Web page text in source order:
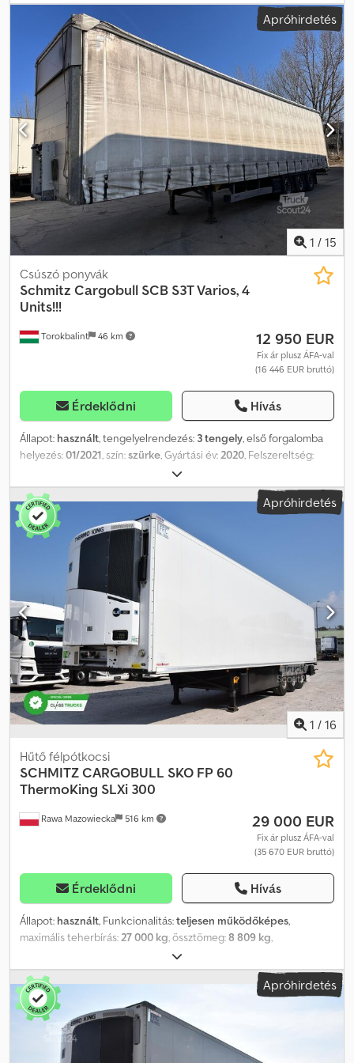
rakodótér térfogata:101 m³, felfüggesztés:levegő, abroncs méret:
385/55 R22,5, szín:ezüst , Felszereltség:ABS,
Össztömeg: 6619 kg, DIN EN 12642 szabványnak megfelel (XL kód),
Rakteret térfogata: 101 m³, Rakteret méretei (H x Sz x M): 13 620
mm x 2480 mm x 3000 mm, Gumiabroncs mérete: 385/55 R22.5,
Első tengely: , Második tengely: , Harmadik tengely: , Légrugózás,
Alvázvédelem, Elektronikus fékezési rendszer (EBS),
Szerszámtároló, Pótkerektartó (2 db), Rögzített futómű, Csúszó
tető, Csatlakozóaljzat 1x15- és 2x7-pólusú, Antisprey védelem,
Vámzárak, Emelőtető (hidraulikus). Cedpezrqfljfx Afworf
Apróhirdetés
1 / 15
Torokbalint 46 km
Csúszó ponyvák
Schmitz Cargobull SCB S3T Varios, 4
Units!!!
12 950 EUR
Fix ár plusz ÁFA-val
(16 446 EUR bruttó)
Érdeklődni Hívás
Állapot: használt, tengelyelrendezés: 3 tengely, első forgalomba
helyezés:01/2021 , szín:szürke , Gyártási év: 2020 , Felszereltség:
, = További opciók és tartozékok = - Légrugózás - Tárcsafékek
- Szerszámosláda = Megjegyzések = Raktáron lévő darabszám: 4
Schmitz Cargobull SCB S3T Varios 2020 01-2021
WSM000003355709 Schmitz Cargobull SCB S3T Varios 2020 01-
2021 WSM000003355719 Schmitz Cargobull SCB S3T Varios 2021
01-2021 WSM000003355715 Schmitz Cargobull SCB S3T Varios
2021 01-2021 WSM000003355714 = További információk = Üres
súly: 6439 kg Megengedett rakomány: 29 561 kg Megengedett
össztömeg: 36 000 kg Károk: nincsenek Cedpfx Asznl Ruefwerf
Apróhirdetés
1 / 16
Rawa Mazowiecka 516 km
Hűtő félpótkocsi
SCHMITZ CARGOBULL SKO FP 60
ThermoKing SLXi 300
29 000 EUR
Fix ár plusz ÁFA-val
(35 670 EUR bruttó)
Érdeklődni Hívás
Állapot: használt, Funkcionalitás:teljesen működőképes,
maximális teherbírás:27 000 kg, össztömeg:8 809 kg,
, első forgalomba helyezés:
teljes hossz:14 040 mm, teljes szélesség:2 600 mm, felfüggesztés:
levegő, szín:fehér, Gyártási év: , Felszereltség: hűtőegység,
szervokormány, teljes szervizelési előélet
Hűtőegység – THERMO KING SLXi 300, dízel és elektromos
Tengelyek gyártója – Schmitz Rotos Teljes légrugózás Szigetelt
hátsó ajtók, 4 acélrudakkal Crsdozr Udfjpfx Afwsf FP-szigetelt
Apróhirdetés